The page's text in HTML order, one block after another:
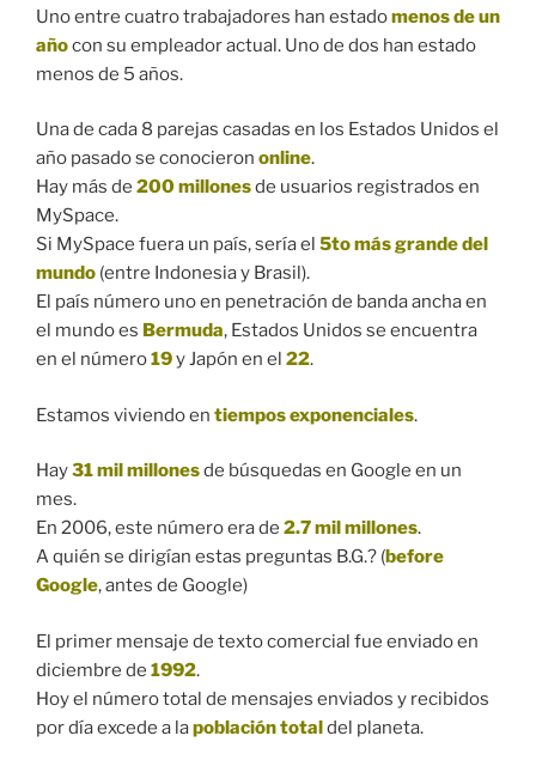
Uno entre cuatro trabajadores han estadomenos de un
añocon su empleador actual. Uno de dos han estado
menos de 5 años.
Una de cada 8 parejas casadas en los Estados Unidos el
año pasado se conocieron online.
Hay más de 200 millonesde usuarios registrados en
MySpace.
Si MySpace fuera un país, sería el 5to más grande del
mundo (entre Indonesia y Brasil).
El país número uno en penetración de banda ancha en
el mundo es Bermuda, Estados Unidos se encuentra
en el número19y Japón en el 22.
Estamos viviendo en tiempos exponenciales.
Hay31 mil millonesde búsquedas en Google en un
mes.
En 2006, este número era de 2.7 mil millones.
A quién se dirigían estas preguntas B.G.? (before
Google, antes de Google)
El primer mensaje de texto comercial fue enviado en
diciembre de 1992.
Hoy el número total de mensajes enviados y recibidos
por día excede a lapoblación totaldel planeta.